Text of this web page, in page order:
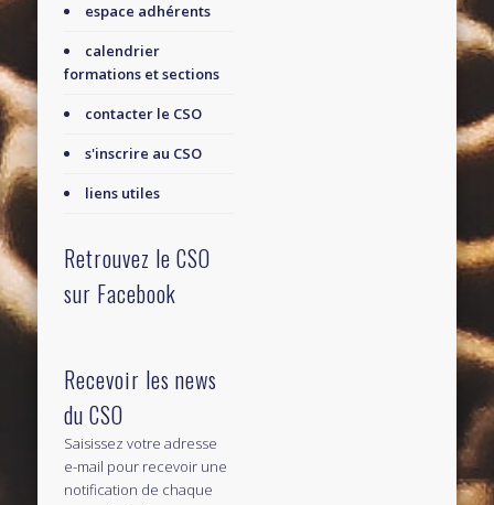
espace adhérents
calendrier
formations et sections
contacter le CSO
s'inscrire au CSO
liens utiles
Retrouvez le CSO
sur Facebook
Recevoir les news
du CSO
Saisissez votre adresse
e-mail pour recevoir une
notification de chaque